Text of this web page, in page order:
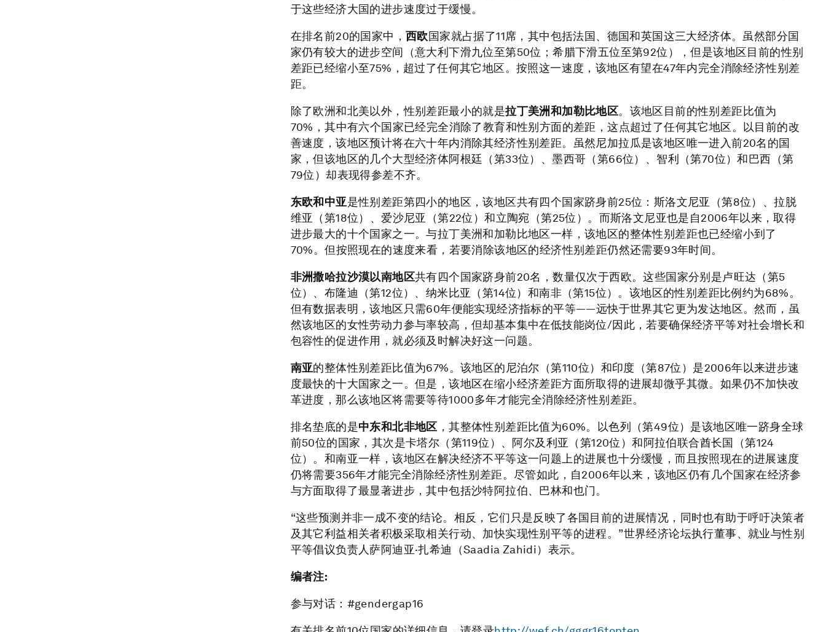
于这些经济大国的进步速度过于缓慢。
在排名前20的国家中，西欧国家就占据了11席，其中包括法国、德国和英国这三大经济体。虽然部分国
家仍有较大的进步空间（意大利下滑九位至第50位；希腊下滑五位至第92位），但是该地区目前的性别
差距已经缩小至75%，超过了任何其它地区。按照这一速度，该地区有望在47年内完全消除经济性别差
距。
除了欧洲和北美以外，性别差距最小的就是拉丁美洲和加勒比地区。该地区目前的性别差距比值为
70%，其中有六个国家已经完全消除了教育和性别方面的差距，这点超过了任何其它地区。以目前的改
善速度，该地区预计将在六十年内消除其经济性别差距。虽然尼加拉瓜是该地区唯一进入前20名的国
家，但该地区的几个大型经济体阿根廷（第33位）、墨西哥（第66位）、智利（第70位）和巴西（第
79位）却表现得参差不齐。
东欧和中亚是性别差距第四小的地区，该地区共有四个国家跻身前25位：斯洛文尼亚（第8位）、拉脱
维亚（第18位）、爱沙尼亚（第22位）和立陶宛（第25位）。而斯洛文尼亚也是自2006年以来，取得
进步最大的十个国家之一。与拉丁美洲和加勒比地区一样，该地区的整体性别差距也已经缩小到了
70%。但按照现在的速度来看，若要消除该地区的经济性别差距仍然还需要93年时间。
非洲撒哈拉沙漠以南地区共有四个国家跻身前20名，数量仅次于西欧。这些国家分别是卢旺达（第5
位）、布隆迪（第12位）、纳米比亚（第14位）和南非（第15位）。该地区的性别差距比例约为68%。
但有数据表明，该地区只需60年便能实现经济指标的平等——远快于世界其它更为发达地区。然而，虽
然该地区的女性劳动力参与率较高，但却基本集中在低技能岗位/因此，若要确保经济平等对社会增长和
包容性的促进作用，就必须及时解决好这一问题。
南亚的整体性别差距比值为67%。该地区的尼泊尔（第110位）和印度（第87位）是2006年以来进步速
度最快的十大国家之一。但是，该地区在缩小经济差距方面所取得的进展却微乎其微。如果仍不加快改
革进度，那么该地区将需要等待1000多年才能完全消除经济性别差距。
排名垫底的是中东和北非地区 ，其整体性别差距比值为60%。以色列（第49位）是该地区唯一跻身全球
前50位的国家，其次是卡塔尔（第119位）、阿尔及利亚（第120位）和阿拉伯联合酋长国（第124
位）。和南亚一样，该地区在解决经济不平等这一问题上的进展也十分缓慢，而且按照现在的进展速度
仍将需要356年才能完全消除经济性别差距。尽管如此，自2006年以来，该地区仍有几个国家在经济参
与方面取得了最显著进步，其中包括沙特阿拉伯、巴林和也门。
“这些预测并非一成不变的结论。相反，它们只是反映了各国目前的进展情况，同时也有助于呼吁决策者
及其它利益相关者积极采取相关行动、加快实现性别平等的进程。”世界经济论坛执行董事、就业与性别
平等倡议负责人萨阿迪亚·扎希迪（Saadia Zahidi）表示。
编者注:
参与对话：#gendergap16